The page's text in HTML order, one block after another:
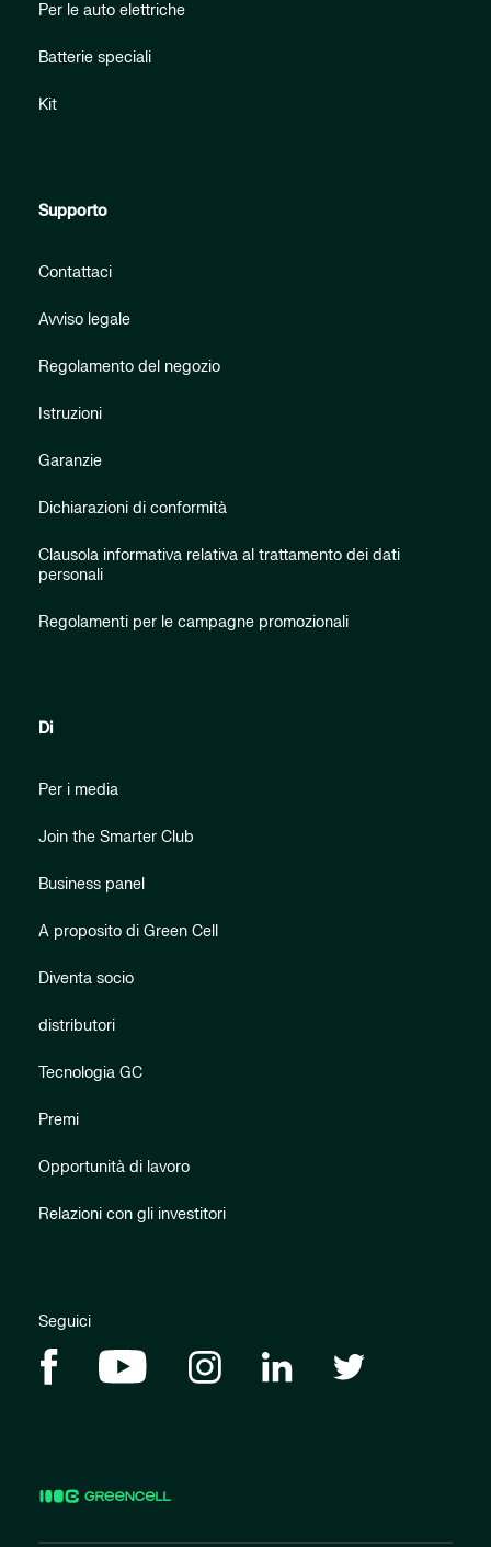
Per le auto elettriche
Batterie speciali
Kit
Supporto
Contattaci
Avviso legale
Regolamento del negozio
Istruzioni
Garanzie
Dichiarazioni di conformità
Clausola informativa relativa al trattamento dei dati
personali
Regolamenti per le campagne promozionali
Di
Per i media
Join the Smarter Club
Business panel
A proposito di Green Cell
Diventa socio
distributori
Tecnologia GC
Premi
Opportunità di lavoro
Relazioni con gli investitori
Seguici